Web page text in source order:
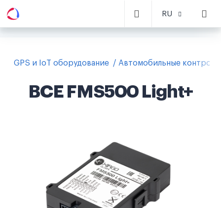
RU
GPS и IoT оборудование Автомобильные
BCE FMS500 Light+